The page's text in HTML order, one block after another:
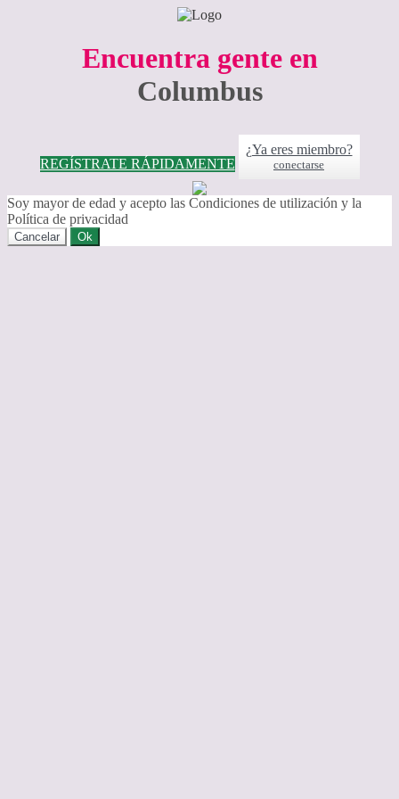
Encuentra gente en
Columbus
REGÍSTRATE RÁPIDAMENTE
¿Ya eres miembro?
conectarse
Soy mayor de edad y acepto las Condiciones de utilización y la
Política de privacidad
Cancelar Ok